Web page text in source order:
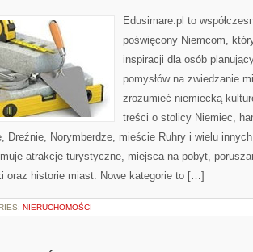
Edusimare.pl to
poświęcony Niemcom,
inspiracji dla osób
pomysłów na zwiedzanie
zrozumieć niemiecką
treści o stolicy Niemiec,
Dreźnie, Norymberdze, mieście Ruhry i wielu
atrakcje turystyczne, miejsca na pobyt,
oraz historie miast. Nowe kategorie to […]
NIERUCHOMOŚCI